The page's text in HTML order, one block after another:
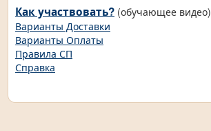
Как участвовать? (обучающее видео)
Варианты Доставки
Варианты Оплаты
Правила СП
Справка